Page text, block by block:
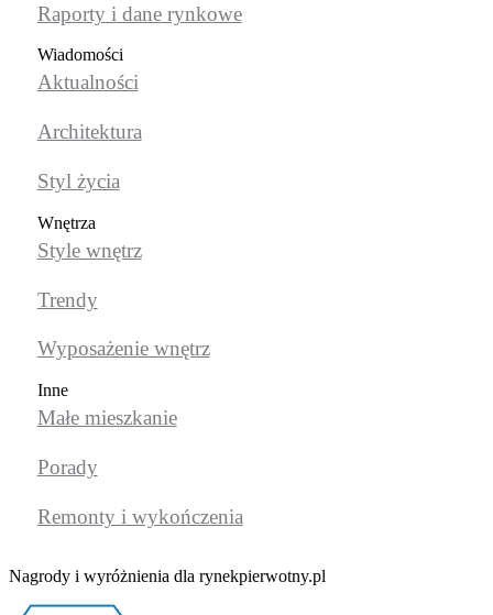
Raporty i dane rynkowe
Wiadomości
Aktualności
Architektura
Styl życia
Wnętrza
Style wnętrz
Trendy
Wyposażenie wnętrz
Inne
Małe mieszkanie
Porady
Remonty i wykończenia
Nagrody i wyróżnienia dla rynekpierwotny.pl